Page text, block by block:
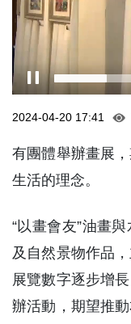
2024-04-20 17:41
有團體舉辦畫展
生活的理念。
“以畫會友”油畫
及自然景物作品
展覽數字逐步增
辦活動，期望推